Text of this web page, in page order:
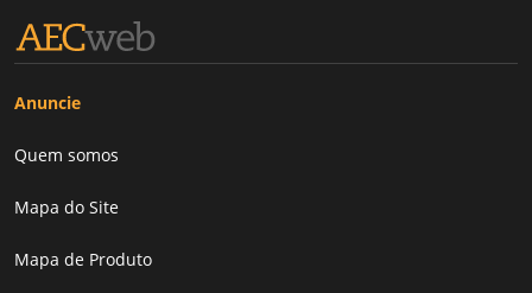
Anuncie
Quem somos
Mapa do Site
Mapa de Produto